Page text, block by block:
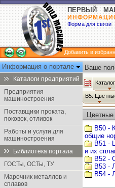
ПЕРВЫЙ
Форма для связи
Добавить в
Информация о портале
Каталоги предприятий
Предприятия
машиностроения
Поставщики проката,
поковок, отливок
Работы и услуги для
машиностроения
Библиотека портала
ГОСТы, ОСТы, ТУ
Марочник металлов и
сплавов
Ваше
В5:
В50 -
общие
В51 -
и их
В52 -
В53 -
В54 -